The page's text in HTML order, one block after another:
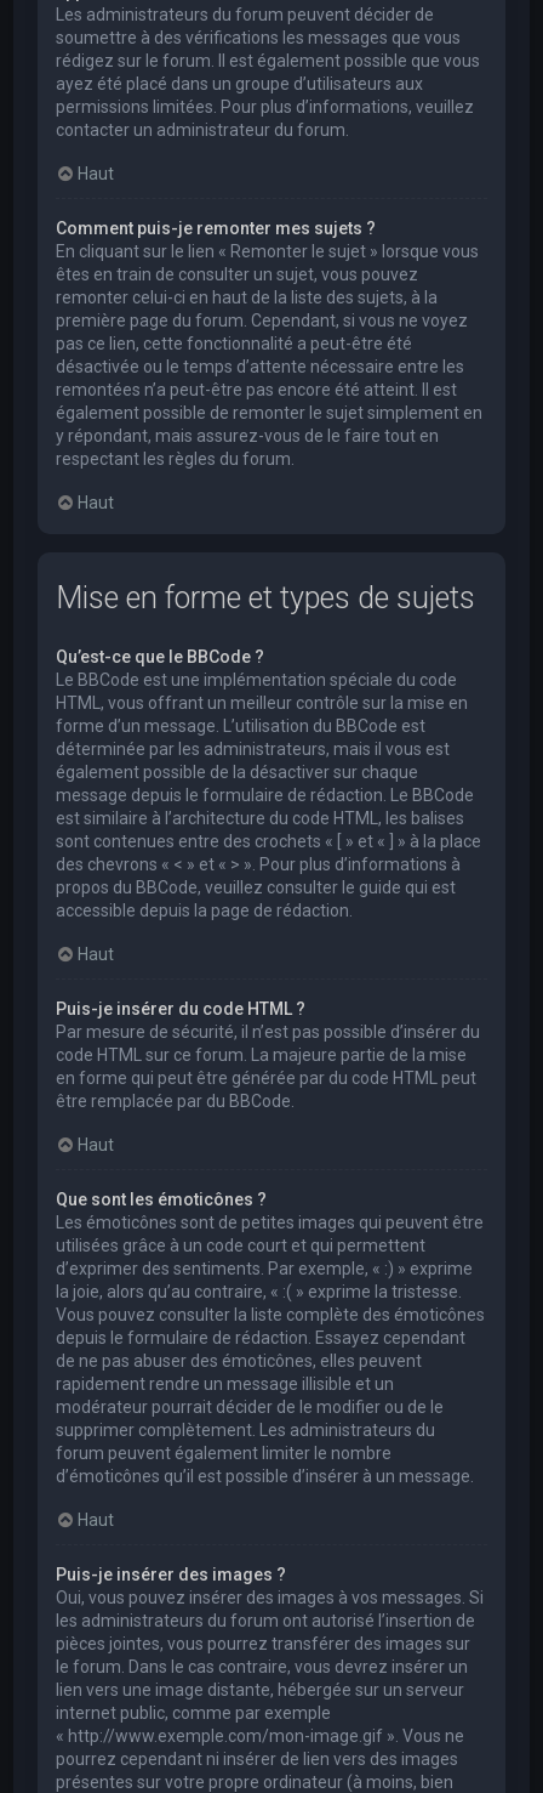
Les administrateurs du forum peuvent décider de
soumettre à des vérifications les messages que vous
rédigez sur le forum. Il est également possible que vous
ayez été placé dans un groupe d’utilisateurs aux
permissions limitées. Pour plus d’informations, veuillez
contacter un administrateur du forum.
Haut
Comment puis-je remonter mes sujets ?
En cliquant sur le lien « Remonter le sujet » lorsque vous
êtes en train de consulter un sujet, vous pouvez
remonter celui-ci en haut de la liste des sujets, à la
première page du forum. Cependant, si vous ne voyez
pas ce lien, cette fonctionnalité a peut-être été
désactivée ou le temps d’attente nécessaire entre les
remontées n’a peut-être pas encore été atteint. Il est
également possible de remonter le sujet simplement en
y répondant, mais assurez-vous de le faire tout en
respectant les règles du forum.
Haut
Mise en forme et types de sujets
Qu’est-ce que le BBCode ?
Le BBCode est une implémentation spéciale du code
HTML, vous offrant un meilleur contrôle sur la mise en
forme d’un message. L’utilisation du BBCode est
déterminée par les administrateurs, mais il vous est
également possible de la désactiver sur chaque
message depuis le formulaire de rédaction. Le BBCode
est similaire à l’architecture du code HTML, les balises
sont contenues entre des crochets « [ » et « ] » à la place
des chevrons « < » et « > ». Pour plus d’informations à
propos du BBCode, veuillez consulter le guide qui est
accessible depuis la page de rédaction.
Haut
Puis-je insérer du code HTML ?
Par mesure de sécurité, il n’est pas possible d’insérer du
code HTML sur ce forum. La majeure partie de la mise
en forme qui peut être générée par du code HTML peut
être remplacée par du BBCode.
Haut
Que sont les émoticônes ?
Les émoticônes sont de petites images qui peuvent être
utilisées grâce à un code court et qui permettent
d’exprimer des sentiments. Par exemple, « :) » exprime
la joie, alors qu’au contraire, « :( » exprime la tristesse.
Vous pouvez consulter la liste complète des émoticônes
depuis le formulaire de rédaction. Essayez cependant
de ne pas abuser des émoticônes, elles peuvent
rapidement rendre un message illisible et un
modérateur pourrait décider de le modifier ou de le
supprimer complètement. Les administrateurs du
forum peuvent également limiter le nombre
d’émoticônes qu’il est possible d’insérer à un message.
Haut
Puis-je insérer des images ?
Oui, vous pouvez insérer des images à vos messages. Si
les administrateurs du forum ont autorisé l’insertion de
pièces jointes, vous pourrez transférer des images sur
le forum. Dans le cas contraire, vous devrez insérer un
lien vers une image distante, hébergée sur un serveur
internet public, comme par exemple
« http://www.exemple.com/mon-image.gif ». Vous ne
pourrez cependant ni insérer de lien vers des images
présentes sur votre propre ordinateur (à moins, bien